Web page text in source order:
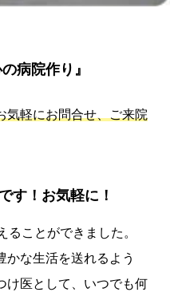
病院作り』
気軽にお問合せ、ご来院
す！お気軽に！
ことができました。
かな生活を送れるよう
け医として、いつでも何